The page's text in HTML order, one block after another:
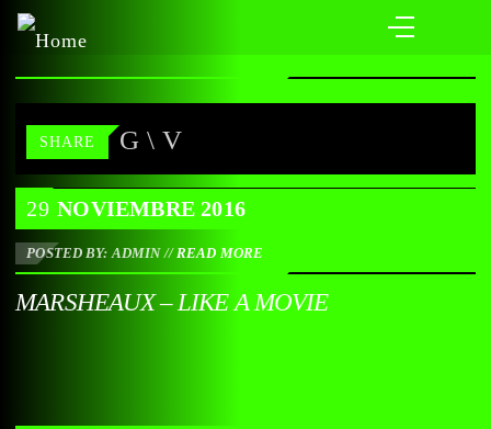
SHARE
29NOVIEMBRE2016
POSTED BY: ADMIN//READ MORE
MARSHEAUX – LIKE A MOVIE